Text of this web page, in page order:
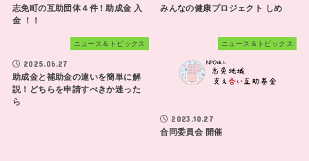
志免町の互助団体４件 ! 助成金 入
金 ！！
みんなの健康プロジェクト しめ
ニュース＆トピックス
2025.06.27
助成金と補助金の違いを簡単に解
説！どちらを申請すべきか迷った
ら
ニュース＆トピックス
2023.10.27
合同委員会 開催